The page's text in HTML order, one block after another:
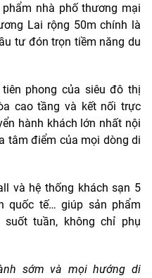
nhà phố thương mại
Lai rộng 50m chính là
tư đón trọn tiềm năng du
phong của siêu đô thị
cao tầng và kết nối trực
hành khách lớn nhất nội
tâm điểm của mọi dòng di
và hệ thống khách sạn 5
quốc tế… giúp sản phẩm
tuần, không chỉ phụ
sớm và mọi hướng di